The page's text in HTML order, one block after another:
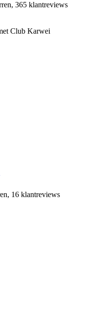
365 klantreviews
Club Karwei
16 klantreviews